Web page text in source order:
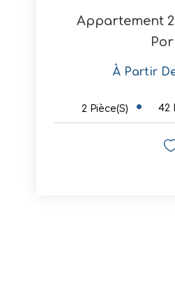
Appartement
À Partir
2 Pièce(s) 42